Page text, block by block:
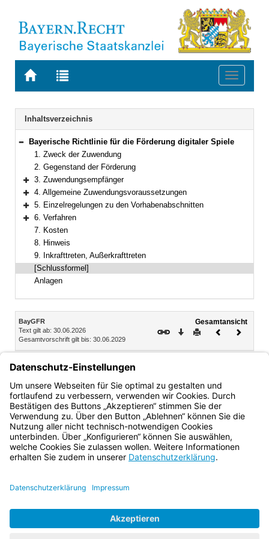
Zur
BAYERN.RECHT
Zur
letzten
Suche
Toggle
Navigation
Inhaltsverzeichnis
Bereich reduzieren
Bayerische Richtlinie für die Förderung digitaler Spiele
1. Zweck der Zuwendung
2. Gegenstand der Förderung
Bereich erweitern
3. Zuwendungsempfänger
Bereich erweitern
4. Allgemeine Zuwendungsvoraussetzungen
Bereich erweitern
5. Einzelregelungen zu den Vorhabenabschnitten
Bereich erweitern
6. Verfahren
7. Kosten
8. Hinweis
9. Inkrafttreten, Außerkrafttreten
[Schlussformel]
Anlagen
Inhalt
BayGFR
Text gilt ab: 30.06.2026
Gesamtvorschrift gilt bis: 30.06.2029
Gesamtansicht
Download
DruckenVorheriges
Dr. Hans Michael Strepp
Ministerialdirektor
Bayern.de
BayernPortal
Impressum